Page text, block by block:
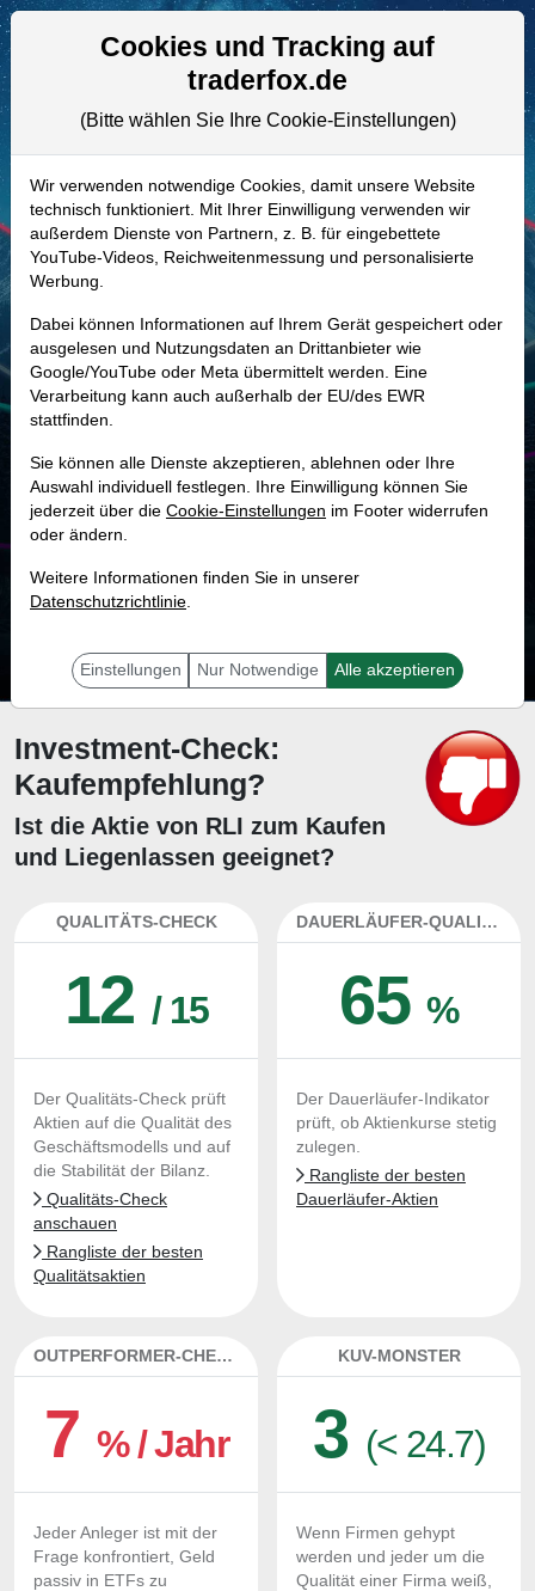
Aktien- und Artikelsuche
857241 | RLI–RLI Aktie
Realtime-Aktienkurs:
-
-
Marktkapitalisierung 5,89 Mrd. USD
Unternehmenswert 6,16 Mrd. USD
MONKEY-TRADER INDIKATOR
24.0 %
Mit 24.0 % Wahrscheinlichkeit wird selbst der unglücklichst agierende Trader
Investment-Check:
Kaufempfehlung?
Ist die Aktie von RLI zum Kaufen
und Liegenlassen geeignet?
QUALITÄTS-CHECK
12 / 15
Der Qualitäts-Check prüft
Aktien auf die Qualität des
Geschäftsmodells und auf
die Stabilität der Bilanz.
Qualitäts-Check
anschauen
Rangliste der besten
Qualitätsaktien
DAUERLÄUFER-QUALITÄTEN
65%
Der Dauerläufer-Indikator
prüft, ob Aktienkurse stetig
zulegen.
Rangliste der besten
Dauerläufer-Aktien
OUTPERFORMER-CHECK
7 % / Jahr
Jeder Anleger ist mit der
Frage konfrontiert, Geld
passiv in ETFs zu
KUV-MONSTER
3 (< 24.7)
Wenn Firmen gehypt
werden und jeder um die
Qualität einer Firma weiß,
Cookies und Tracking auf
traderfox.de
(Bitte wählen Sie Ihre Cookie-Einstellungen)
Wir verwenden notwendige Cookies, damit unsere Website
technisch funktioniert. Mit Ihrer Einwilligung verwenden wir
außerdem Dienste von Partnern, z. B. für eingebettete
YouTube-Videos, Reichweitenmessung und personalisierte
Werbung.
Dabei können Informationen auf Ihrem Gerät gespeichert oder
ausgelesen und Nutzungsdaten an Drittanbieter wie
Google/YouTube oder Meta übermittelt werden. Eine
Verarbeitung kann auch außerhalb der EU/des EWR
stattfinden.
Sie können alle Dienste akzeptieren, ablehnen oder Ihre
Auswahl individuell festlegen. Ihre Einwilligung können Sie
jederzeit über die Cookie-Einstellungen im Footer widerrufen
oder ändern.
Weitere Informationen finden Sie in unserer
Datenschutzrichtlinie.
Einstellungen Nur Notwendige Alle akzeptieren